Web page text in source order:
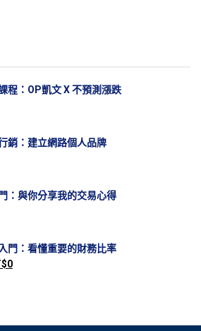
程：OP凱文 X 不預測漲跌
銷：建立網路個人品牌
：與你分享我的交易心得
門：看懂重要的財務比率
0